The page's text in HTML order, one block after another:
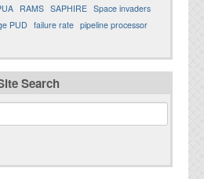
RAMS SAPHIRE Space invaders
PUD failure rate pipeline processor
Search